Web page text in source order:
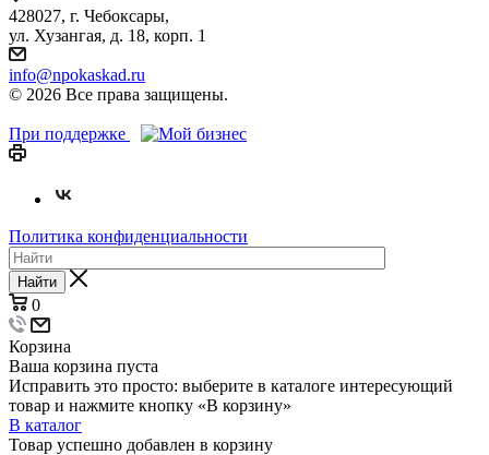
428027, г. Чебоксары,
ул. Хузангая, д. 18, корп. 1
info@npokaskad.ru
© 2026 Все права защищены.
При поддержке
Политика конфиденциальности
Найти
0
Корзина
Ваша корзина пуста
Исправить это просто: выберите в каталоге интересующий
товар и нажмите кнопку «В корзину»
В каталог
Товар успешно добавлен в корзину